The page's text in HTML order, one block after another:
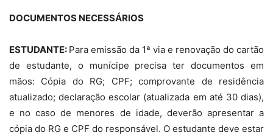
DOCUMENTOS NECESSÁRIOS
ESTUDANTE: Para emissão da 1ª via e renovação do cartão
de estudante, o munícipe precisa ter documentos em
mãos: Cópia do RG; CPF; comprovante de residência
atualizado; declaração escolar (atualizada em até 30 dias),
e no caso de menores de idade, deverão apresentar a
cópia do RG e CPF do responsável. O estudante deve estar